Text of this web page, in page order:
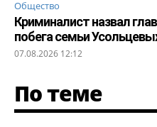
Общество
Криминалист назвал
побега семьи
07.08.2026 12:12
По теме